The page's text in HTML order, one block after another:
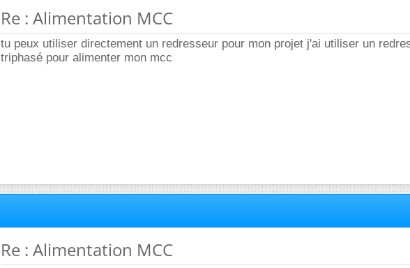
Re : Alimentation MCC
tu peux utiliser directement un redresseur pour mon projet j'ai utiliser un
triphasé pour alimenter mon mcc
Re : Alimentation MCC